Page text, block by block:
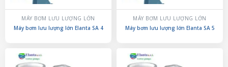
MÁY BƠM LƯU LƯỢNG LỚN
Máy bơm lưu lượng lớn Elanta SA 4
MÁY BƠM LƯU LƯỢNG LỚN
Máy bơm lưu lượng lớn Elanta SA 5